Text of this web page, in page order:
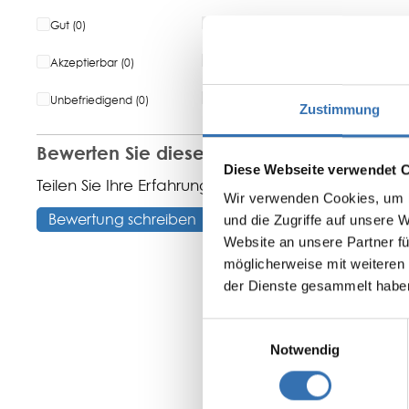
Zustimmung
Diese Webseite verwendet
Wir verwenden Cookies,
und die Zugriffe auf unsere
Website an unsere Partner
möglicherweise mit
der Dienste gesammelt
Notwendig
Gut (0)
Akzeptierbar (0)
Unbefriedigend (0)
Bewerten Sie dieses Produkt!
Teilen Sie Ihre Erfahrungen mit anderen Kunden.
Bewertung schreiben